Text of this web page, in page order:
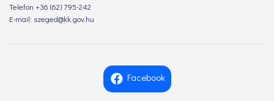
Telefon +36 (62) 795-242
E-mail: szeged@kk.gov.hu
Facebook